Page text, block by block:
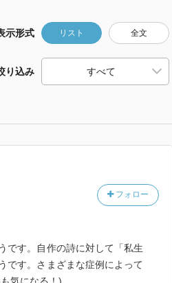
示形式 リスト 全文
り込み
フォロー
です。自作の詩に対して「私生
です。さまざまな症例によって